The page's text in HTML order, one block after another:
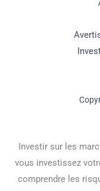
Investir sur les
vous investissez
comprendre les